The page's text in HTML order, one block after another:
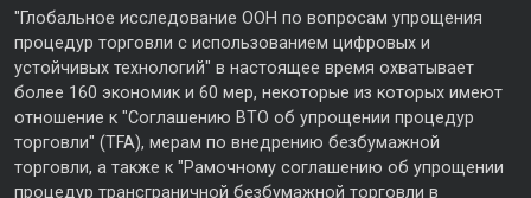
"Глобальное исследование ООН по вопросам упрощения
процедур торговли с использованием цифровых и
устойчивых технологий" в настоящее время охватывает
более 160 экономик и 60 мер, некоторые из которых имеют
отношение к "Соглашению ВТО об упрощении процедур
торговли" (TFA), мерам по внедрению безбумажной
торговли, а также к "Рамочному соглашению об упрощении
процедур трансграничной безбумажной торговли в